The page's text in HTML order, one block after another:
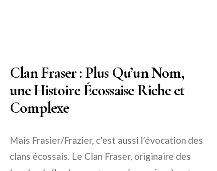
Clan Fraser : Plus Qu’un Nom,
une Histoire Écossaise Riche et
Complexe
Mais Frasier/Frazier, c’est aussi l’évocation des
clans écossais. Le Clan Fraser, originaire des